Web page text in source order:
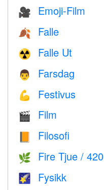
🎥 Emoji-Film
🍂 Falle
☢️ Falle Ut
👨 Farsdag
💪 Festivus
🎬 Film
📙 Filosofi
🌿 Fire Tjue / 420
🌠 Fysikk